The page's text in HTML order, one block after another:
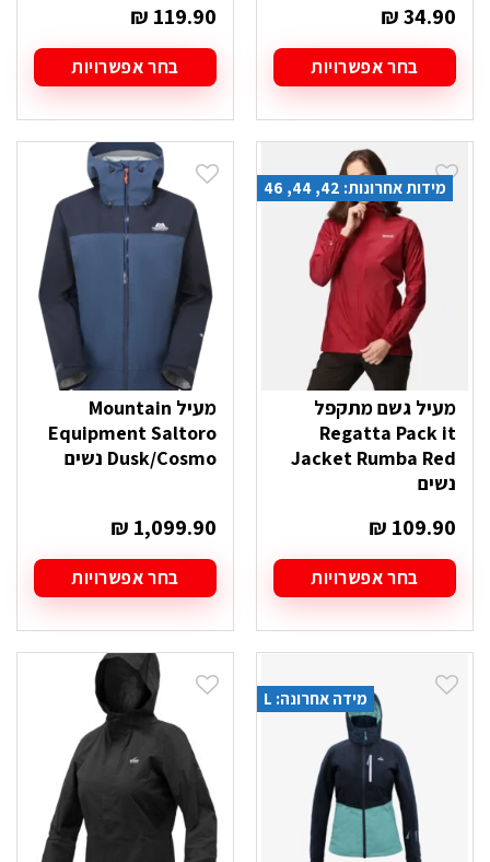
₪34.90
בחר אפשרויות
זה
יש
סוגים.
ניתן
לבחור
האפשרויות
בעמוד
המוצר
₪ 119.90
בחר אפשרויות
זה
יש
סוגים.
ניתן
לבחור
את
האפשרויות
בעמוד
המוצר
מידות אחרונות: 42, 44, 46
מעיל גשם מתקפל
Regatta Pack it
Jacket Rumba Red
נשים
₪ 109.90
בחר אפשרויות
זה
יש
סוגים.
האפשרויות
בעמוד
המוצר
מעיל Mountain
Equipment Saltoro
Dusk/Cosmo נשים
₪ 1,099.90
בחר אפשרויות
זה
יש
סוגים.
לבחור
האפשרויות
בעמוד
המוצר
מידה אחרונה: L